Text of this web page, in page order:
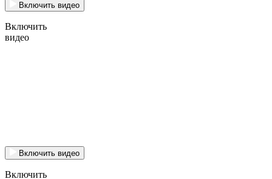
Включить видео
Включить
видео
Включить видео
Включить